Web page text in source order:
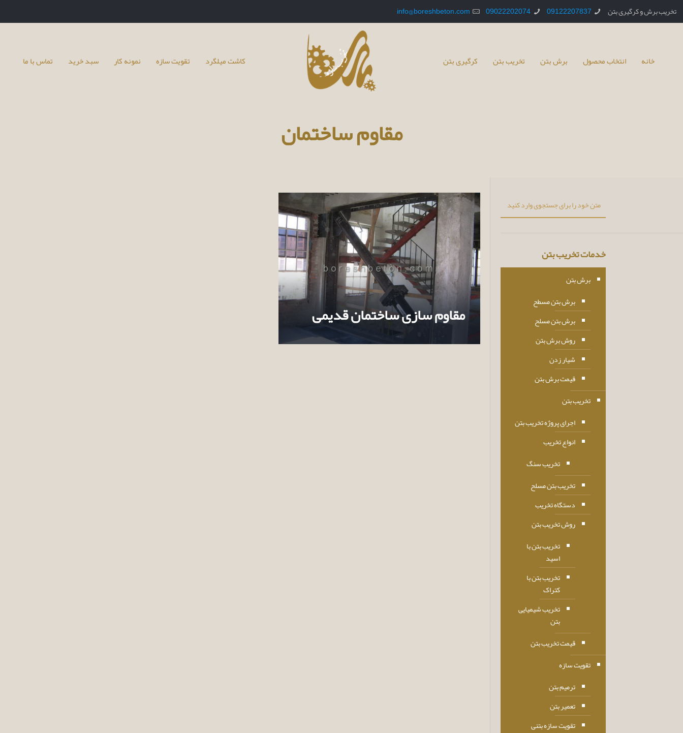
تخریب برش و کرگیری بتن 09122207837
09022202074
info@boreshbeton.com
کاشت میلگرد تقویت سازه نمونه کار سبد خرید تماس با ما خانه انتخاب محصول برش بتن تخریب بتن کرگیری بتن
مقاوم ساختمان
مقاوم سازی ساختمان قدیمی
خدمات تخریب بتن
برش بتن
برش بتن مسطح
برش بتن مسلح
روش برش بتن
شیار زدن
قیمت برش بتن
تخریب بتن
اجرای پروژه تخریب بتن
انواع تخریب
تخریب سنگ
تخریب بتن مسلح
دستگاه تخریب
روش تخریب بتن
تخریب بتن با
اسید
تخریب بتن با
کتراک
تخریب شیمیایی
بتن
قیمت تخریب بتن
تقویت سازه
ترمیم بتن
تعمیر بتن
تقویت سازه بتنی